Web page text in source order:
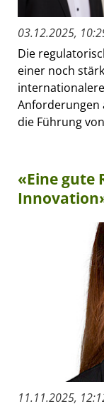
03.12.2025,
Die
einer noch
Anforderungen
die Führung
«Eine gute
11.11.2025,